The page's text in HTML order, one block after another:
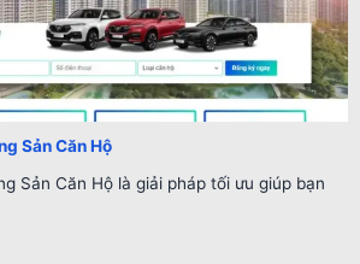
Sản Căn Hộ
Sản Căn Hộ là giải pháp tối ưu giúp bạn